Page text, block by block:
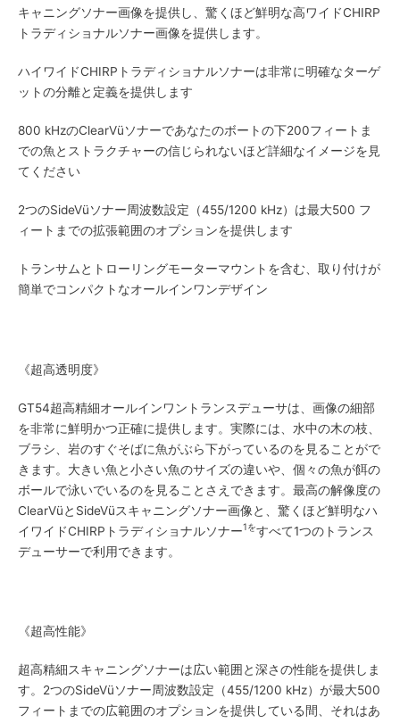
キャニングソナー画像を提供し、驚くほど鮮明な高ワイドCHIRP
トラディショナルソナー画像を提供します。
ハイワイドCHIRPトラディショナルソナーは非常に明確なターゲ
ットの分離と定義を提供します
800 kHzのClearVüソナーであなたのボートの下200フィートま
での魚とストラクチャーの信じられないほど詳細なイメージを見
てください
2つのSideVüソナー周波数設定（455/1200 kHz）は最大500 フ
ィートまでの拡張範囲のオプションを提供します
トランサムとトローリングモーターマウントを含む、取り付けが
簡単でコンパクトなオールインワンデザイン
《超高透明度》
GT54超高精細オールインワントランスデューサは、画像の細部
を非常に鮮明かつ正確に提供します。実際には、水中の木の枝、
ブラシ、岩のすぐそばに魚がぶら下がっているのを見ることがで
きます。大きい魚と小さい魚のサイズの違いや、個々の魚が餌の
ボールで泳いでいるのを見ることさえできます。最高の解像度の
ClearVüとSideVüスキャニングソナー画像と、驚くほど鮮明なハ
イワイドCHIRPトラディショナルソナー1をすべて1つのトランス
デューサーで利用できます。
《超高性能》
超高精細スキャニングソナーは広い範囲と深さの性能を提供しま
す。2つのSideVüソナー周波数設定（455/1200 kHz）が最大500
フィートまでの広範囲のオプションを提供している間、それはあ